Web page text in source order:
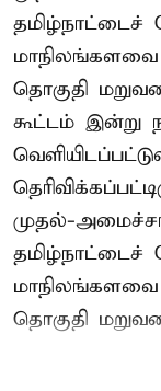
தொகுதி
கூட்டம் இன்று
முதல்-
தொகுதி